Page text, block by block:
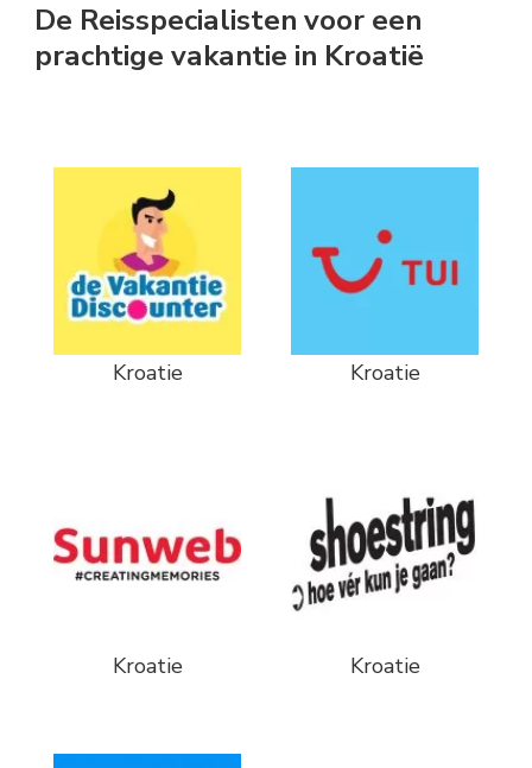
De Reisspecialisten voor een
prachtige vakantie in Kroatië
Kroatie Kroatie
Kroatie Kroatie